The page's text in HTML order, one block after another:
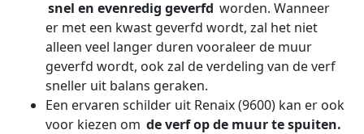
snel en evenredig geverfd worden. Wanneer
er met een kwast geverfd wordt, zal het niet
alleen veel langer duren vooraleer de muur
geverfd wordt, ook zal de verdeling van de verf
sneller uit balans geraken.
Een ervaren schilder uit Renaix (9600) kan er ook
voor kiezen om de verf op de muur te spuiten.